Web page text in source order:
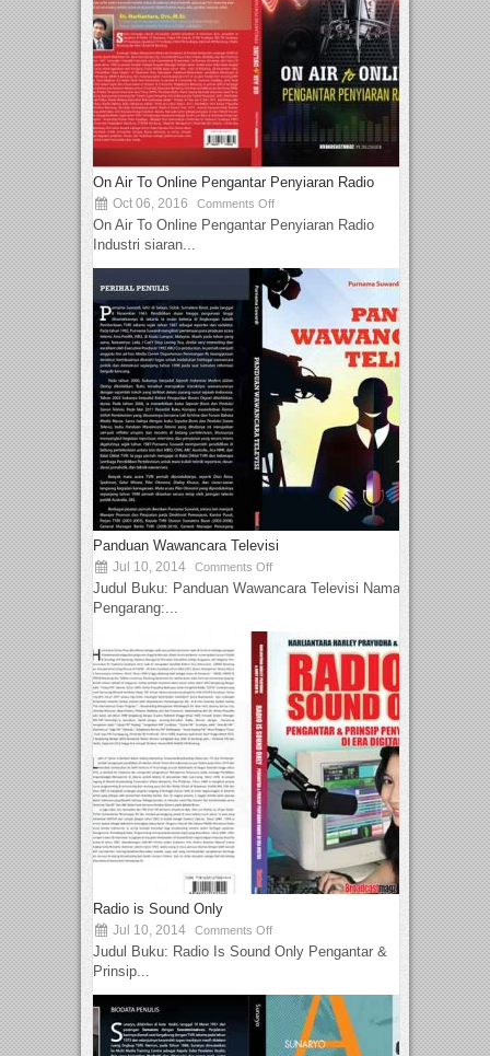
On Air To Online Pengantar Penyiaran Radio
Oct 06, 2016 Comments Off
On Air To Online Pengantar Penyiaran Radio
Industri siaran...
Panduan Wawancara Televisi
Jul 10, 2014 Comments Off
Judul Buku: Panduan Wawancara Televisi Nama
Pengarang:...
Radio is Sound Only
Jul 10, 2014 Comments Off
Judul Buku: Radio Is Sound Only Pengantar &
Prinsip...